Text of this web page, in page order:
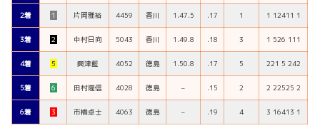
2着 １ 片岡雅裕 4459 香川 1.47.5 .17 1 1 12411 1
3着 ２ 中村日向 5043 香川 1.49.8 .18 3 1 526 111
4着 ５ 興津藍 4052 徳島 1.50.8 .17 5 221 5 242
5着 ６ 田村隆信 4028 徳島 – .15 2 2 22525 2
6着 ３ 市橋卓士 4063 徳島 – .19 4 3 16413 1